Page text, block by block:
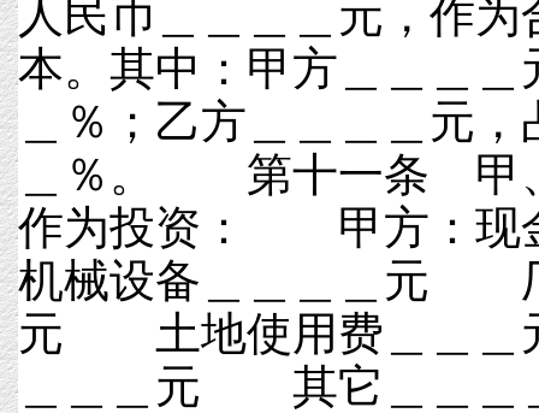
人民币＿＿＿＿元，作
本。其中：甲方＿＿＿＿
＿％；乙方＿＿＿＿元
＿％。 第十一条 甲
作为投资： 甲方：
机械设备＿＿＿＿元
元 土地使用费＿＿
＿＿＿元 其它＿＿＿